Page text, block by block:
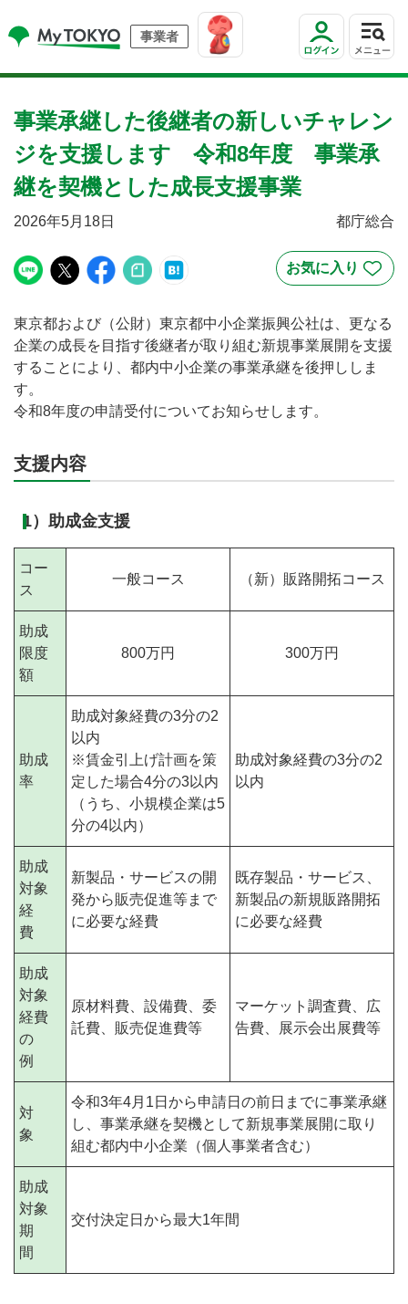
事業者
事業承継した後継者の新しいチャレン
ジを支援します 令和8年度 事業承
継を契機とした成長支援事業
2026年5月18日 都庁総合
東京都および（公財）東京都中小企業振興公社は、更なる
企業の成長を目指す後継者が取り組む新規事業展開を支援
することにより、都内中小企業の事業承継を後押ししま
す。
令和8年度の申請受付についてお知らせします。
支援内容
1）助成金支援
コー
ス
一般コース （新）販路開拓コース
助成
限度
額
800万円 300万円
助成
率
助成対象経費の3分の2
以内
※賃金引上げ計画を策
定した場合4分の3以内
（うち、小規模企業は5
分の4以内）
助成対象経費の3分の2
以内
助成
対象
経
費
新製品・サービスの開
発から販売促進等まで
に必要な経費
既存製品・サービス、
新製品の新規販路開拓
に必要な経費
助成
対象
経費
の
例
原材料費、設備費、委
託費、販売促進費等
マーケット調査費、広
告費、展示会出展費等
対
象
令和3年4月1日から申請日の前日までに事業承継
し、事業承継を契機として新規事業展開に取り
組む都内中小企業（個人事業者含む）
助成
対象
期
間
交付決定日から最大1年間